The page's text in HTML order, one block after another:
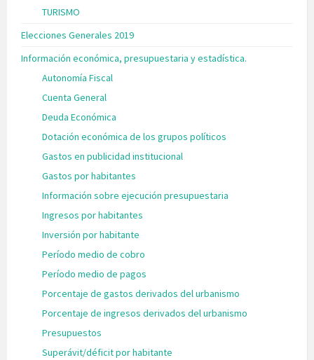
TURISMO
Elecciones Generales 2019
Información económica, presupuestaria y estadística.
Autonomía Fiscal
Cuenta General
Deuda Económica
Dotación económica de los grupos políticos
Gastos en publicidad institucional
Gastos por habitantes
Información sobre ejecución presupuestaria
Ingresos por habitantes
Inversión por habitante
Período medio de cobro
Período medio de pagos
Porcentaje de gastos derivados del urbanismo
Porcentaje de ingresos derivados del urbanismo
Presupuestos
Superávit/déficit por habitante